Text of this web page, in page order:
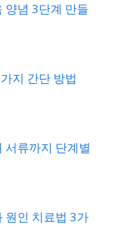
양념 3단계 만들
지 간단 방법
서류까지 단계별
원인 치료법 3가